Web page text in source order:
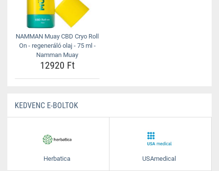
NAMMAN Muay CBD Cryo Roll
On - regeneráló olaj - 75 ml -
Namman Muay
12920 Ft
KEDVENC E-BOLTOK
Herbatica USAmedical